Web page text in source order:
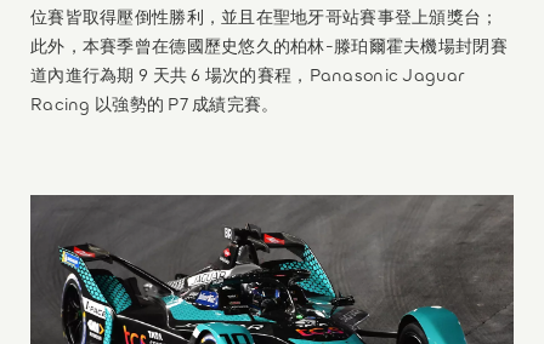
位賽皆取得壓倒性勝利，並且在聖地牙哥站賽事登上頒獎台；
此外，本賽季曾在德國歷史悠久的柏林-滕珀爾霍夫機場封閉賽
道內進行為期 9 天共 6 場次的賽程，Panasonic Jaguar
Racing 以強勢的 P7 成績完賽。